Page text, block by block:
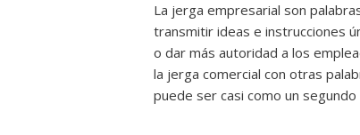
La jerga empresarial son
transmitir ideas e instrucciones
o dar más autoridad a los
la jerga comercial con otras
puede ser casi como un